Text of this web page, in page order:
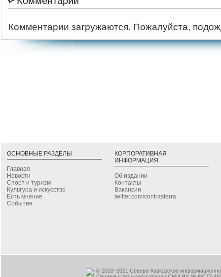
Комментарии загружаются. Пожалуйста,
ОСНОВНЫЕ РАЗДЕЛЫ
Главная
Новости
Спорт и туризм
Культура и искусство
Есть мнение
События
КОРПОРАТИВНАЯ
ИНФОРМАЦИЯ
Об издании
Контакты
Вакансии
twitter.com/contrasterra
© 2010–2021 Северо-Кавказское